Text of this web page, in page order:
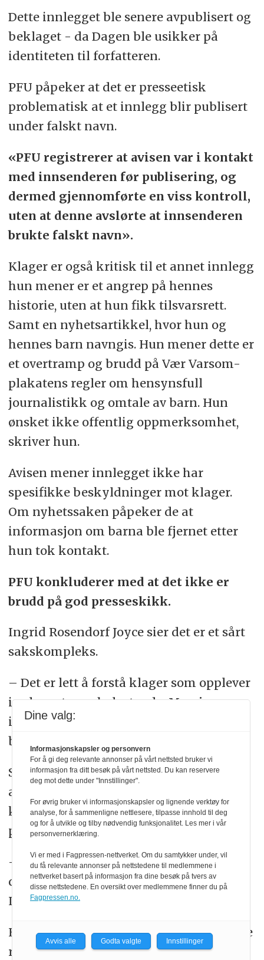
Dette innlegget ble senere avpublisert og
beklaget - da Dagen ble usikker på
identiteten til forfatteren.
PFU påpeker at det er presseetisk
problematisk at et innlegg blir publisert
under falskt navn.
«PFU registrerer at avisen var i kontakt
med innsenderen før publisering, og
dermed gjennomførte en viss kontroll,
uten at denne avslørte at innsenderen
brukte falskt navn».
Klager er også kritisk til et annet innlegg
hun mener er et angrep på hennes
historie, uten at hun fikk tilsvarsrett.
Samt en nyhetsartikkel, hvor hun og
hennes barn navngis. Hun mener dette er
et overtramp og brudd på Vær Varsom-
plakatens regler om hensynsfull
journalistikk og omtale av barn. Hun
ønsket ikke offentlig oppmerksomhet,
skriver hun.
Avisen mener innlegget ikke har
spesifikke beskyldninger mot klager.
Om nyhetssaken påpeker de at
informasjon om barna ble fjernet etter
hun tok kontakt.
PFU konkluderer med at det ikke er
brudd på god presseskikk.
Ingrid Rosendorf Joyce sier det er et sårt
sakskompleks.
– Det er lett å forstå klager som opplever
innlegget som belastende. Men jeg er
ikke enig i at det utgjør et presseetisk
brudd.
Samtidig mener Joyce klager må
akseptere at det er omtale. Spesielt siden
klager selv har vært åpen om saken i en
podkast.
–Når det dukker opp et falskt innlegg...
det er jo spektakulært, sier Eivind
Ljøstad.
Han påpeker at det er rart å argumentere
rundt det. Dagen mente innholdet i
Dine valg:
Informasjonskapsler og personvern
For å gi deg relevante annonser på vårt nettsted bruker vi
informasjon fra ditt besøk på vårt nettsted. Du kan reservere
deg mot dette under "Innstillinger".
For øvrig bruker vi informasjonskapsler og lignende verktøy for
analyse, for å sammenligne nettlesere, tilpasse innhold til deg
og for å utvikle og tilby nødvendig funksjonalitet. Les mer i vår
personvernerklæring.
Vi er med i Fagpressen-nettverket. Om du samtykker under, vil
du få relevante annonser på nettstedene til medlemmene i
nettverket basert på informasjon fra dine besøk på tvers av
disse nettstedene. En oversikt over medlemmene finner du på
Fagpressen.no.
Avvis alle Godta valgte Innstillinger